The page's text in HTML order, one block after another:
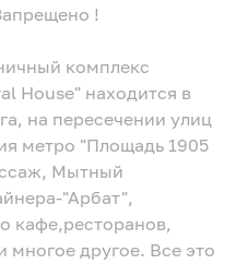
!
комплекс
House" находится в
на пересечении улиц
метро "Площадь 1905
Мытный
"Арбат",
кафе,ресторанов,
другое. Все это